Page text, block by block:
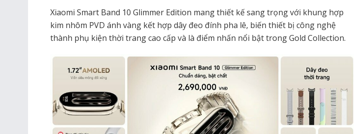
Xiaomi Smart Band 10 Glimmer Edition mang thiết kế sang trọng với khung hợp
kim nhôm PVD ánh vàng kết hợp dây đeo đính pha lê, biến thiết bị công nghệ
thành phụ kiện thời trang cao cấp và là điểm nhấn nổi bật trong Gold Collection.